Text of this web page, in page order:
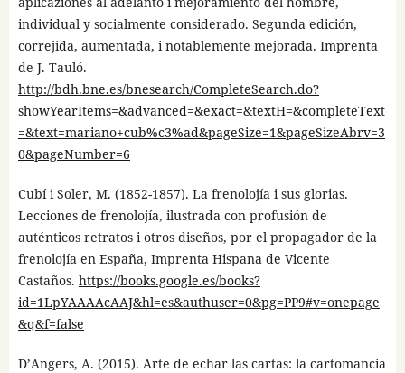
individual y socialmente considerado. Segunda edición,
correjida, aumentada, i notablemente mejorada. Imprenta
de J. Tauló.
http://bdh.bne.es/bnesearch/CompleteSearch.do?
showYearItems=&advanced=&exact=&textH=&completeText
=&text=mariano+cub%c3%ad&pageSize=1&pageSizeAbrv=3
0&pageNumber=6
Cubí i Soler, M. (1852-1857). La frenolojía i sus glorias.
Lecciones de frenolojía, ilustrada con profusión de
auténticos retratos i otros diseños, por el propagador de la
frenolojía en España, Imprenta Hispana de Vicente
Castaños. https://books.google.es/books?
id=1LpYAAAAcAAJ&hl=es&authuser=0&pg=PP9#v=onepage
&q&f=false
D’Angers, A. (2015). Arte de echar las cartas: la cartomancia